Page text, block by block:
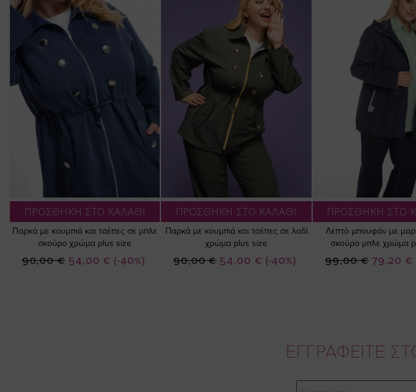
ΠΡΟΣΘΗΚΗ ΣΤΟ ΚΑΛΑΘΙ
Παρκά με κουμπιά και τσέπες σε μπλε
σκούρο χρώμα plus size
(-40%)
Ειδική
54,00 €
90,00 €
ΠΡΟΣΘΗΚΗ ΣΤΟ ΚΑΛΑΘΙ
Παρκά με κουμπιά και τσέπες σε λαδί
χρώμα plus size
(-40%)
Ειδική
54,00 €
90,00 €
ΠΡΟΣΘΗΚΗ ΣΤΟ
Λεπτό μπουφάν με
σκούρο μπλε χρώμα
Ειδική
79,20 €
99,00 €
ΕΓΓΡΑΦΕΙΤΕ